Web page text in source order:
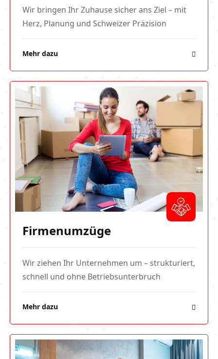
Wir bringen Ihr Zuhause sicher ans Ziel – mit
Herz, Planung und Schweizer Präzision
Mehr dazu
Firmenumzüge
Wir ziehen Ihr Unternehmen um – strukturiert,
schnell und ohne Betriebsunterbruch
Mehr dazu